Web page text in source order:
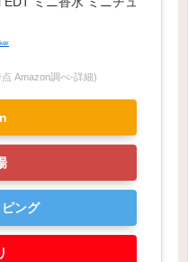
Amazon調べ-詳細)
ング